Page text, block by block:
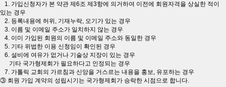
1. 가입신청자가 본 약관 제6조 제3항에 의거하여 이전에 회원자격을 상실한 적이
있는 경우
2. 등록내용에 허위, 기재누락, 오기가 있는 경우
3. 이름 및 이메일 주소가 일치하지 않는 경우
4. 이미 가입된 회원의 이름 및 이메일 주소와 동일한 경우
5. 기타 위법한 이용 신청임이 확인된 경우
6. 설비에 여유가 없거나 기술상 지장이 있는 경우
기타 국가형제회가 필요하다고 인정되는 경우
7. 가톨릭 교회의 가르침과 신앙을 거스르는 내용을 홍보, 유포하는 경우
③ 회원 가입 계약의 성립시기는 국가형제회가 승락한 시점으로 합니다.